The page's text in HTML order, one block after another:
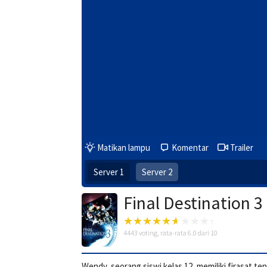
Matikan lampu Komentar Trailer
Server 1 Server 2
Final Destination 3
4443 voting, rata-rata 6.0 dari 10